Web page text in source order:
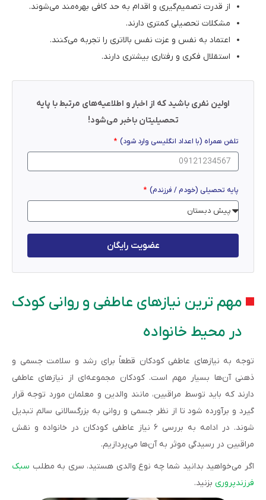
از قدرت تصمیم‌گیری و اقدام به حد کافی بهره‌مند می‌شوند.
مشکلات تحصیلی کمتری دارند.
اعتماد به نفس و عزت نفس بالاتری را تجربه می‌کنند.
استقلال فکری و رفتاری بیشتری دارند.
اولین نفری باشید که از اخبار و اطلاعیه‌های مرتبط با پایه
تحصیلیتان باخبر می‌شود!
تلفن همراه (با اعداد انگلیسی وارد شود)
پایه تحصیلی (خودم / فرزندم)
عضویت رایگان
مهم ترین نیازهای عاطفی و روانی کودک
در محیط خانواده
توجه به نیازهای عاطفی کودکان قطعاً برای رشد و سلامت جسمی و
ذهنی آن‌ها بسیار مهم است. کودکان مجموعه‌ای از نیازهای عاطفی
دارند که باید توسط مراقبین، مانند والدین و معلمان مورد توجه قرار
گیرد و برآورده شود تا از نظر جسمی و روانی به بزرگسالانی سالم تبدیل
شوند. در ادامه به بررسی ۶ نیاز عاطفی کودکان در خانواده و نقش
مراقبین در رسیدگی موثر به آن‌ها می‌پردازیم.
اگر می‌خواهید بدانید شما چه نوع والدی هستید، سری به مطلب سبک
فرزندپروری بزنید.